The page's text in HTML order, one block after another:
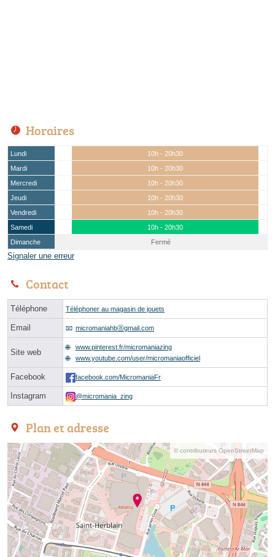
Horaires
Lundi
10h - 20h30
Mardi
10h - 20h30
Mercredi
10h - 20h30
Jeudi
10h - 20h30
Vendredi
10h - 20h30
Samedi
10h - 20h30
Dimanche
Fermé
Signaler une erreur
Contact
Téléphone Téléphoner au magasin de jouets
Email micromaniahbⓐgmail.com
Site web
www.pinterest.fr/micromaniazing
www.youtube.com/user/micromaniaofficiel
Facebook facebook.com/MicromaniaFr
Instagram @micromania_zing
Plan et adresse
© contributeurs OpenStreetMap